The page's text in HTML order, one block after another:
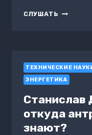
СЛУШАТЬ
ТЕХНИЧЕСКИЕ
ЭНЕРГЕТИКА
Станислав
откуда
знают?